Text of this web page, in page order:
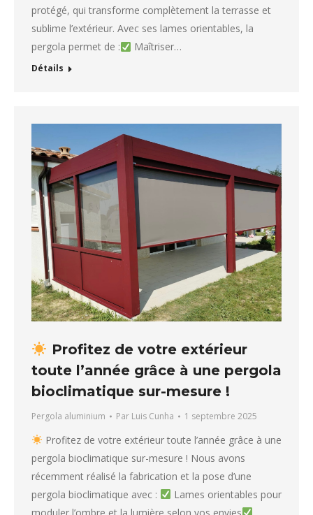
protégé, qui transforme complètement la terrasse et
sublime l’extérieur. Avec ses lames orientables, la
pergola permet de :
Maîtriser…
Détails
Profitez de votre extérieur
toute l’année grâce à une pergola
bioclimatique sur-mesure !
Pergola aluminium Par Luis Cunha 1 septembre 2025
Profitez de votre extérieur toute l’année grâce à une
pergola bioclimatique sur-mesure ! Nous avons
récemment réalisé la fabrication et la pose d’une
pergola bioclimatique avec :
Lames orientables pour